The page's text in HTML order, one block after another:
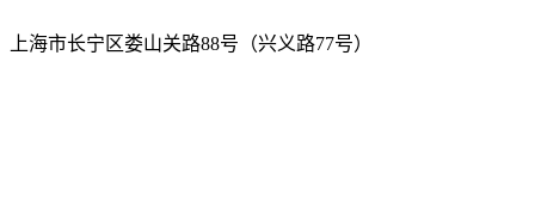
上海市长宁区娄山关路88号（兴义路77号）